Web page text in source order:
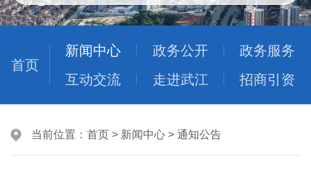
首页
新闻中心 政务公开
政务服务
互动交流
走进武江 招商引资
当前位置： 首页 > 新闻中心 > 通知公告